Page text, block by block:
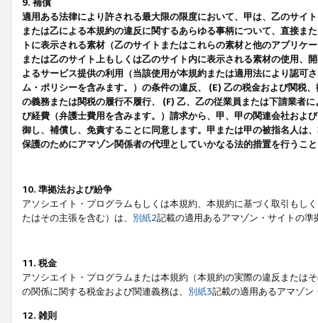
9. 補償
適用ある法律により許される最大限の限度において、甲は、乙のサイ
または乙による本規約の違反に関するあらゆる事柄について、直接ま
トに表示される素材（乙のサイトまたはこれらの素材と他のアプリ
または乙のサイト上もしくは乙のサイト内に表示される素材の使用、
よるサービス提供の利用（当該使用が本規約または適用法により認可
ム・ポリシーを含みます。）の条件の違反、 (E) 乙の税金および関税
の義務または関税の履行不履行、 (F) 乙、乙の従業員または下請業者
び経費（弁護士費用を含みます。）請求から、甲、甲の関連会社およ
御し、補償し、免責することに同意します。甲または甲の被指名人は
保護のためにアマゾン関係者の代理としていかなる法的措置を行うこ
10. 準拠法および紛争
アソシエイト・プログラムもしくは本規約、本規約に基づく取引もし
たはその主張を含む）は、 別紙2記載の適用あるアマゾン・サイトの
11. 税金
アソシエイト・プログラムまたは本規約（本規約の実際の違反または
の関係に関する税金および関連義務は、 別紙3記載の適用あるアマゾン
12. 雑則